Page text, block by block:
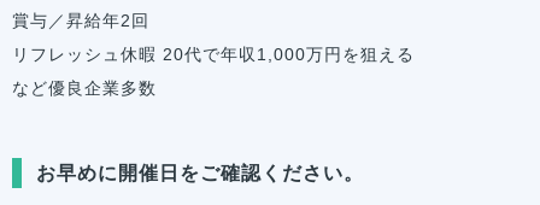
賞与／昇給年2回
リフレッシュ休暇 20代で年収1,000万円を狙える
など優良企業多数
お早めに開催日をご確認ください。